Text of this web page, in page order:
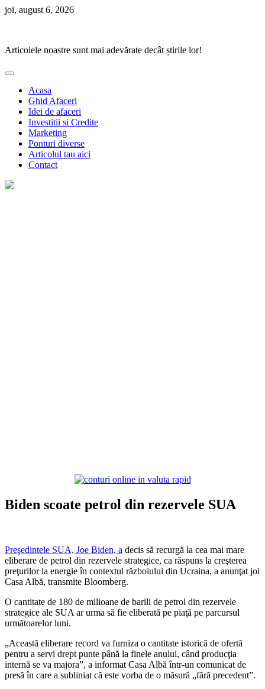
Skip
joi, august 6, 2026
Articolele noastre sunt mai adevărate decât știrile lor!
Acasa
Ghid Afaceri
Idei de afaceri
Investitii si Credite
Marketing
Ponturi diverse
Articolul tau aici
Contact
Biden scoate petrol din rezervele SUA
Preşedintele SUA, Joe Biden, a decis să recurgă la cea mai mare
eliberare de petrol din rezervele strategice, ca răspuns la creşterea
preţurilor la energie în contextul războiului din Ucraina, a anunţat joi
Casa Albă, transmite Bloomberg.
O cantitate de 180 de milioane de barili de petrol din rezervele
strategice ale SUA ar urma să fie eliberată pe piaţă pe parcursul
următoarelor luni.
„Această eliberare record va furniza o cantitate istorică de ofertă
pentru a servi drept punte până la finele anului, când producţia
internă se va majora”, a informat Casa Albă într-un comunicat de
presă în care a subliniat că este vorba de o măsură „fără precedent”.